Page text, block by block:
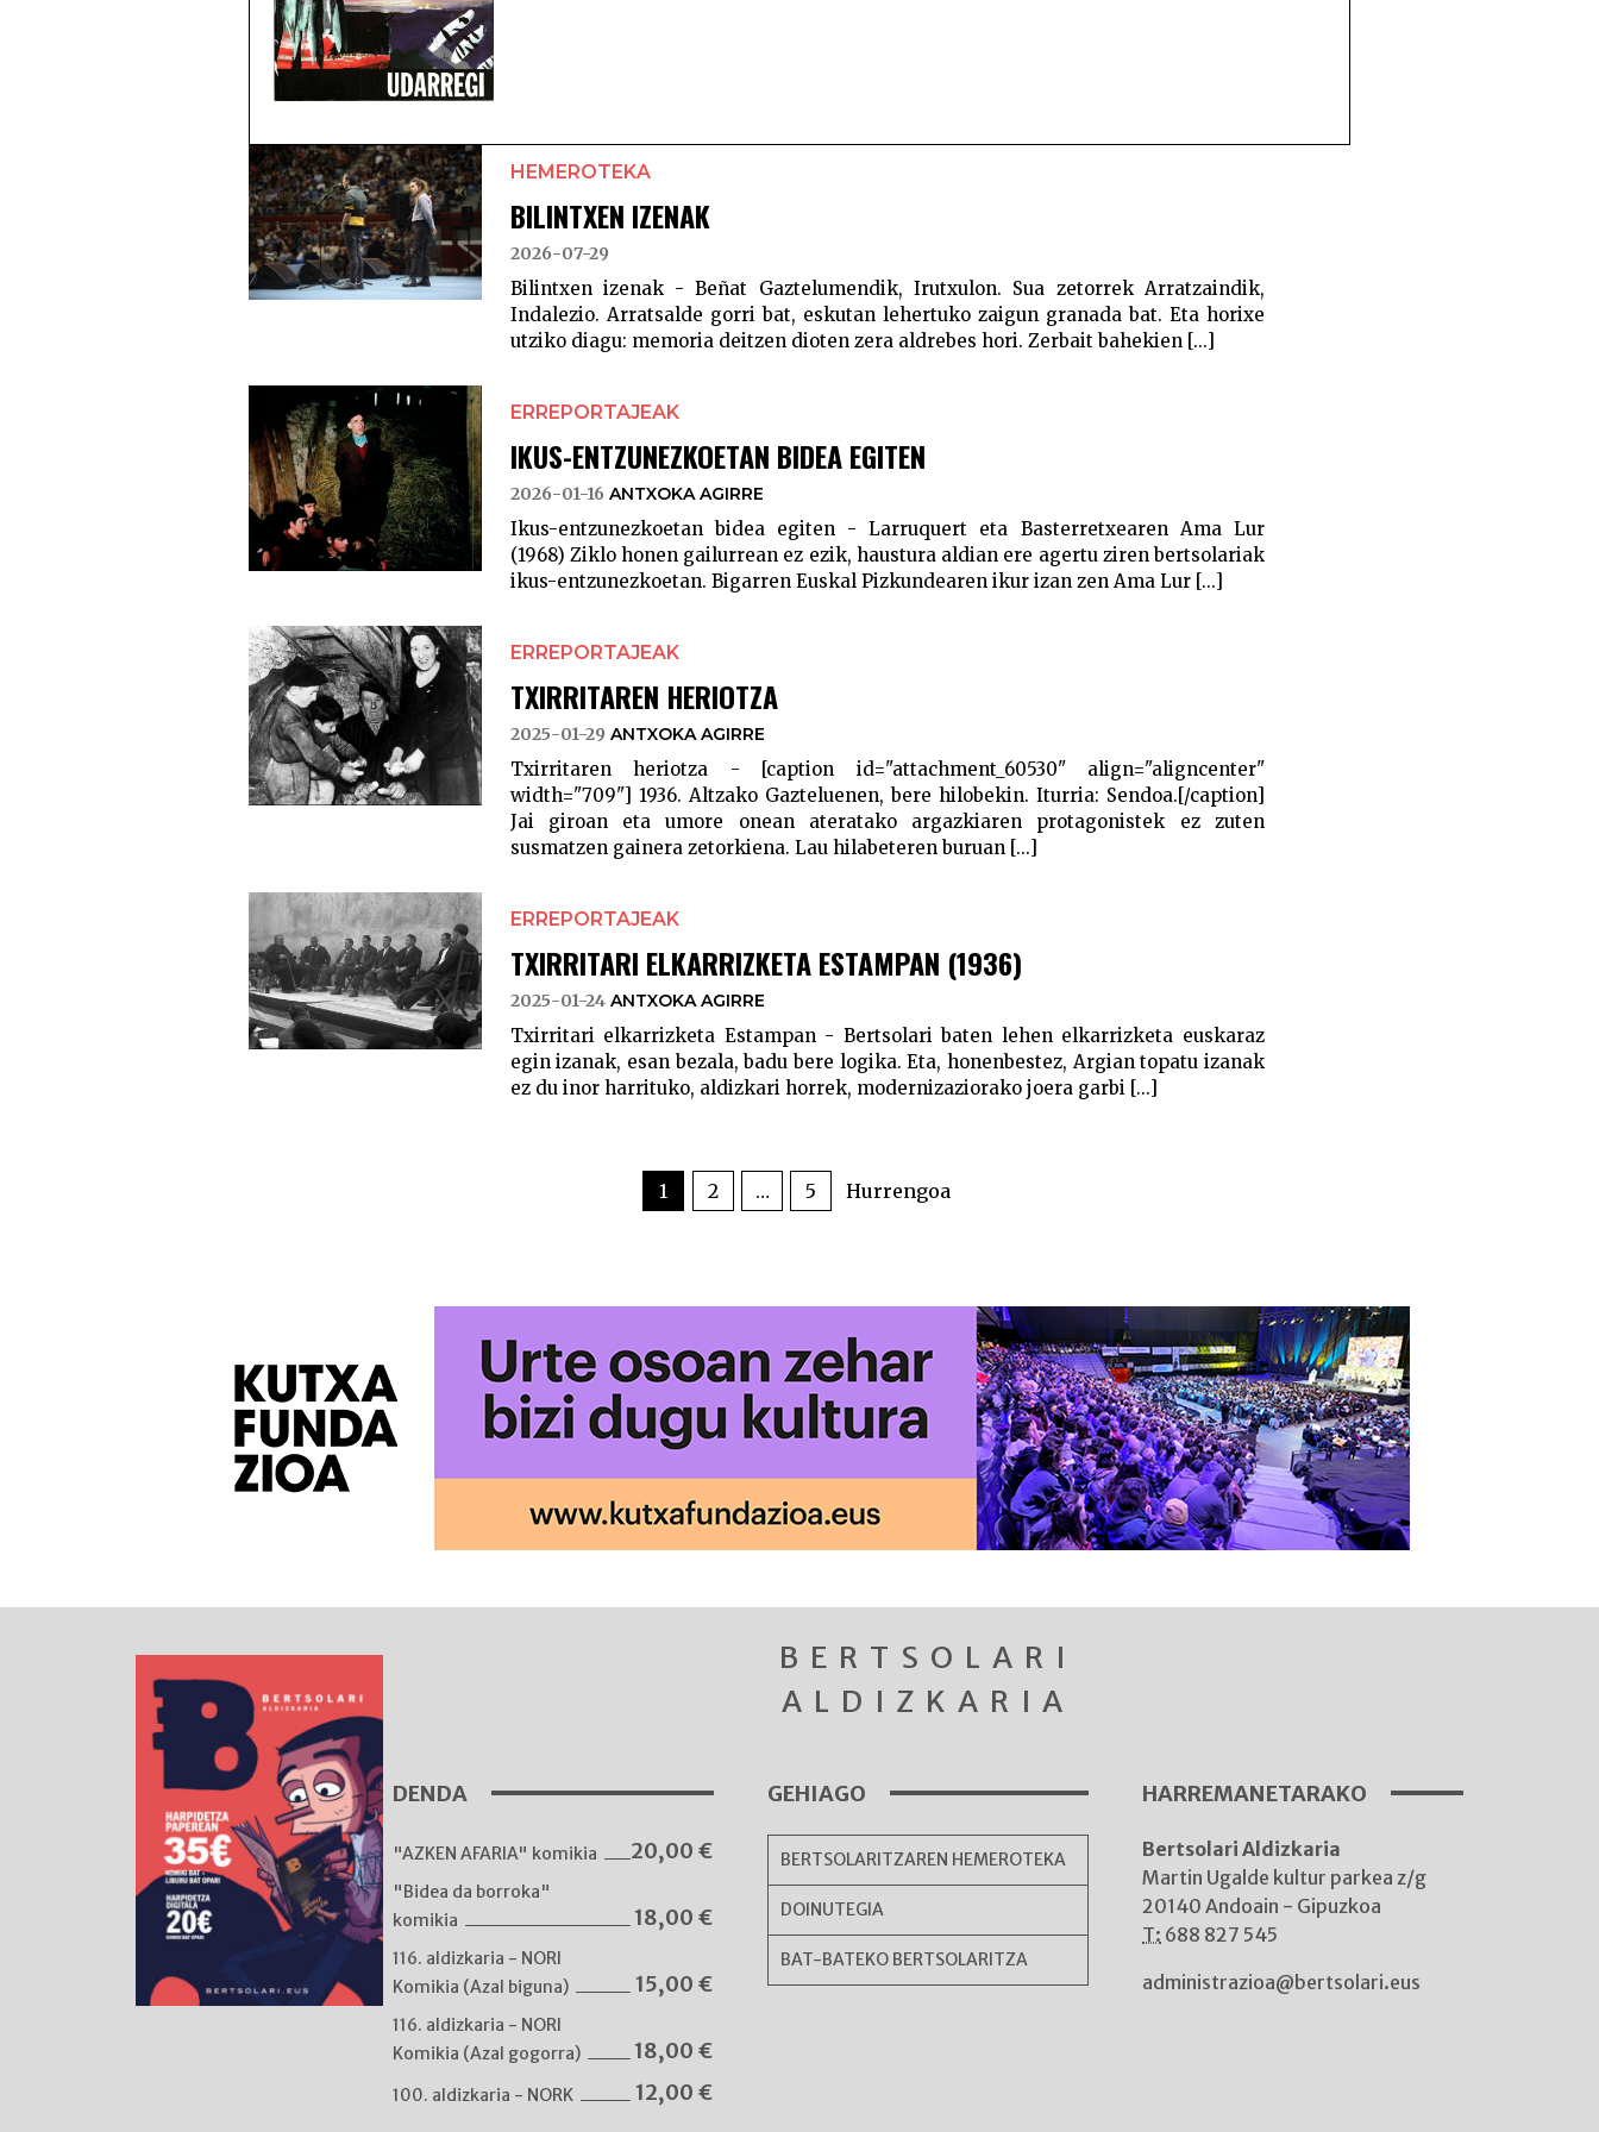
HEMEROTEKA
BILINTXEN IZENAK
2026-07-29
Bilintxen izenak - Beñat Gaztelumendik, Irutxulon. Sua zetorrek Arratzaindik,
Indalezio. Arratsalde gorri bat, eskutan lehertuko zaigun granada bat. Eta horixe
utziko diagu: memoria deitzen dioten zera aldrebes hori. Zerbait bahekien [...]
ERREPORTAJEAK
IKUS-ENTZUNEZKOETAN BIDEA EGITEN
2026-01-16 ANTXOKA AGIRRE
Ikus-entzunezkoetan bidea egiten - Larruquert eta Basterretxearen Ama Lur
(1968) Ziklo honen gailurrean ez ezik, haustura aldian ere agertu ziren bertsolariak
ikus-entzunezkoetan. Bigarren Euskal Pizkundearen ikur izan zen Ama Lur [...]
ERREPORTAJEAK
TXIRRITAREN HERIOTZA
2025-01-29 ANTXOKA AGIRRE
Txirritaren heriotza - [caption id="attachment_60530" align="aligncenter"
width="709"] 1936. Altzako Gazteluenen, bere hilobekin. Iturria: Sendoa.[/caption]
Jai giroan eta umore onean ateratako argazkiaren protagonistek ez zuten
susmatzen gainera zetorkiena. Lau hilabeteren buruan [...]
ERREPORTAJEAK
TXIRRITARI ELKARRIZKETA ESTAMPAN (1936)
2025-01-24 ANTXOKA AGIRRE
Txirritari elkarrizketa Estampan - Bertsolari baten lehen elkarrizketa euskaraz
egin izanak, esan bezala, badu bere logika. Eta, honenbestez, Argian topatu izanak
ez du inor harrituko, aldizkari horrek, modernizaziorako joera garbi [...]
1 2 … 5 Hurrengoa
BERTSOLARI
ALDIZKARIA
DENDA
"AZKEN AFARIA" komikia 20,00 €
"Bidea da borroka"
komikia
18,00 €
116. aldizkaria - NORI
Komikia (Azal biguna)
15,00 €
116. aldizkaria - NORI
Komikia (Azal gogorra)
18,00 €
100. aldizkaria - NORK 12,00 €
GEHIAGO
BERTSOLARITZAREN HEMEROTEKA
DOINUTEGIA
BAT-BATEKO BERTSOLARITZA
HARREMANETARAKO
Bertsolari Aldizkaria
Martin Ugalde kultur parkea z/g
20140 Andoain - Gipuzkoa
T: 688 827 545
administrazioa@bertsolari.eus